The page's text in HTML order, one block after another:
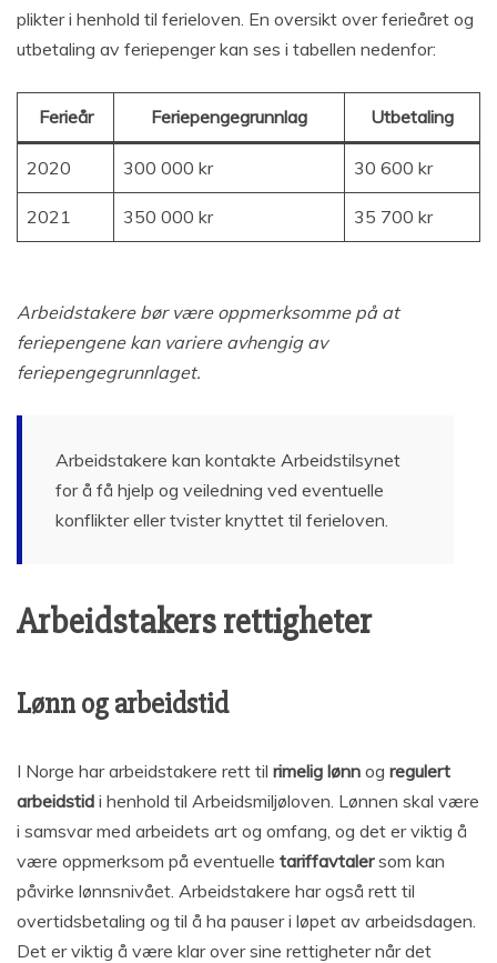
plikter i henhold til ferieloven. En oversikt over ferieåret og
utbetaling av feriepenger kan ses i tabellen nedenfor:
Ferieår Feriepengegrunnlag Utbetaling
2020 300 000 kr 30 600 kr
2021 350 000 kr 35 700 kr
Arbeidstakere bør være oppmerksomme på at
feriepengene kan variere avhengig av
feriepengegrunnlaget.
Arbeidstakere kan kontakte Arbeidstilsynet
for å få hjelp og veiledning ved eventuelle
konflikter eller tvister knyttet til ferieloven.
Arbeidstakers rettigheter
Lønn og arbeidstid
I Norge har arbeidstakere rett til rimelig lønn og regulert
arbeidstid i henhold til Arbeidsmiljøloven. Lønnen skal være
i samsvar med arbeidets art og omfang, og det er viktig å
være oppmerksom på eventuelle tariffavtalersom kan
påvirke lønnsnivået. Arbeidstakere har også rett til
overtidsbetaling og til å ha pauser i løpet av arbeidsdagen.
Det er viktig å være klar over sine rettigheter når det